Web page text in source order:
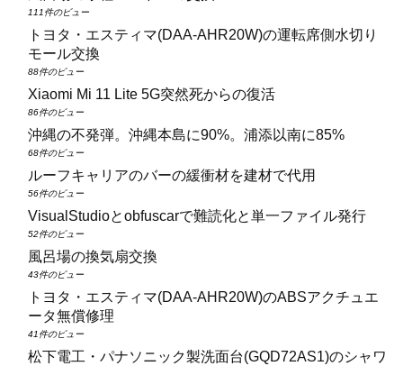
111件のビュー
トヨタ・エスティマ(DAA‑AHR20W)の運転席側水切り
モール交換
88件のビュー
Xiaomi Mi 11 Lite 5G突然死からの復活
86件のビュー
沖縄の不発弾。沖縄本島に90%。浦添以南に85%
68件のビュー
ルーフキャリアのバーの緩衝材を建材で代用
56件のビュー
VisualStudioとobfuscarで難読化と単一ファイル発行
52件のビュー
風呂場の換気扇交換
43件のビュー
トヨタ・エスティマ(DAA‑AHR20W)のABSアクチュエ
ータ無償修理
41件のビュー
松下電工・パナソニック製洗面台(GQD72AS1)のシャワ